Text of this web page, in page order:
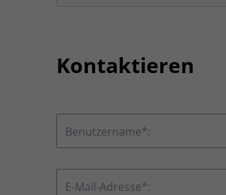
Kontaktieren
Benutzername*:
E-Mail-Adresse*: